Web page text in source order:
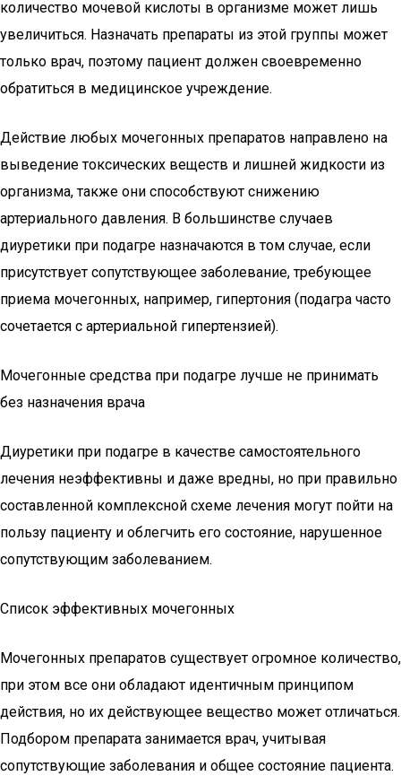
количество мочевой кислоты в организме может лишь
увеличиться. Назначать препараты из этой группы может
только врач, поэтому пациент должен своевременно
обратиться в медицинское учреждение.
Действие любых мочегонных препаратов направлено на
выведение токсических веществ и лишней жидкости из
организма, также они способствуют снижению
артериального давления. В большинстве случаев
диуретики при подагре назначаются в том случае, если
присутствует сопутствующее заболевание, требующее
приема мочегонных, например, гипертония (подагра часто
сочетается с артериальной гипертензией).
Мочегонные средства при подагре лучше не принимать
без назначения врача
Диуретики при подагре в качестве самостоятельного
лечения неэффективны и даже вредны, но при правильно
составленной комплексной схеме лечения могут пойти на
пользу пациенту и облегчить его состояние, нарушенное
сопутствующим заболеванием.
Список эффективных мочегонных
Мочегонных препаратов существует огромное количество,
при этом все они обладают идентичным принципом
действия, но их действующее вещество может отличаться.
Подбором препарата занимается врач, учитывая
сопутствующие заболевания и общее состояние пациента.